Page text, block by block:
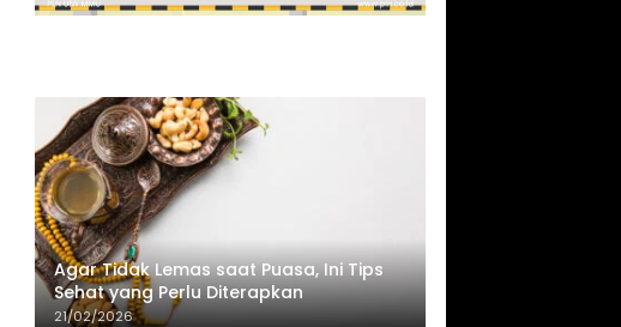
Agar Tidak Lemas saat Puasa, Ini Tips
Sehat yang Perlu Diterapkan
21/02/2026